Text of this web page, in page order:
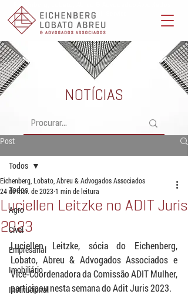
Eichenberg, Lobato, Abreu & Advogados Associados -
Advocacia Full Service
Post
Todos
Agro
Cível
Empresarial
Imobiliário
Institucional
Todos
Luciellen Leitzke no ADIT Juris
2023
Eichenberg, Lobato, Abreu & Advogados Associados
24 de mar. de 20231 min de leitura
Luciellen Leitzke, sócia do Eichenberg,
Lobato, Abreu & Advogados Associados e
Vice-Coordenadora da Comissão ADIT Mulher,
participou nesta semana do Adit Juris 2023.
NOTÍCIAS